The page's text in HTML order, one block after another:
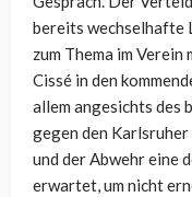
bereits wechselhafte
zum Thema im
Cissé in den
allem angesichts des
gegen den
und der Abwehr eine
erwartet, um nicht